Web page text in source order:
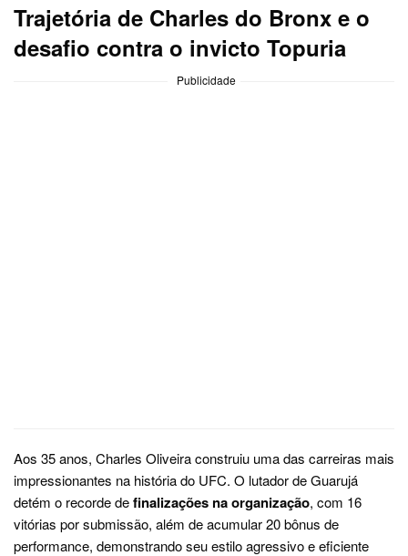
Trajetória de Charles do Bronx e o
desafio contra o invicto Topuria
Publicidade
Aos 35 anos, Charles Oliveira construiu uma das carreiras mais
impressionantes na história do UFC. O lutador de Guarujá
detém o recorde definalizações na organização, com 16
vitórias por submissão, além de acumular 20 bônus de
performance, demonstrando seu estilo agressivo e eficiente